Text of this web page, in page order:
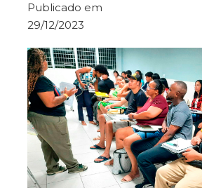
Publicado em
29/12/2023